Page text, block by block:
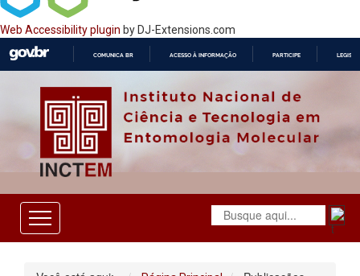
Web Accessibility plugin by DJ-Extensions.com
O
COMUNICA BR ACESSO À INFORMAÇÃO PARTICIPE